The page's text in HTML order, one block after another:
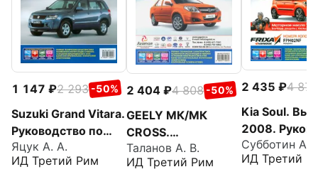
1 147 2 293 -50%
Suzuki Grand Vitara.
Руководство по
эксплуатации,
техническому
Яцук А. А.
ИД Третий Рим
2 404 4 808 -50%
GEELY MК/MК
CROSS.
Руководство по
эксплуатации,
Таланов А. В.
ИД Третий Рим
2 435
4 870
Kia Soul.
2008.
по
Субботин А.
ИД Третий